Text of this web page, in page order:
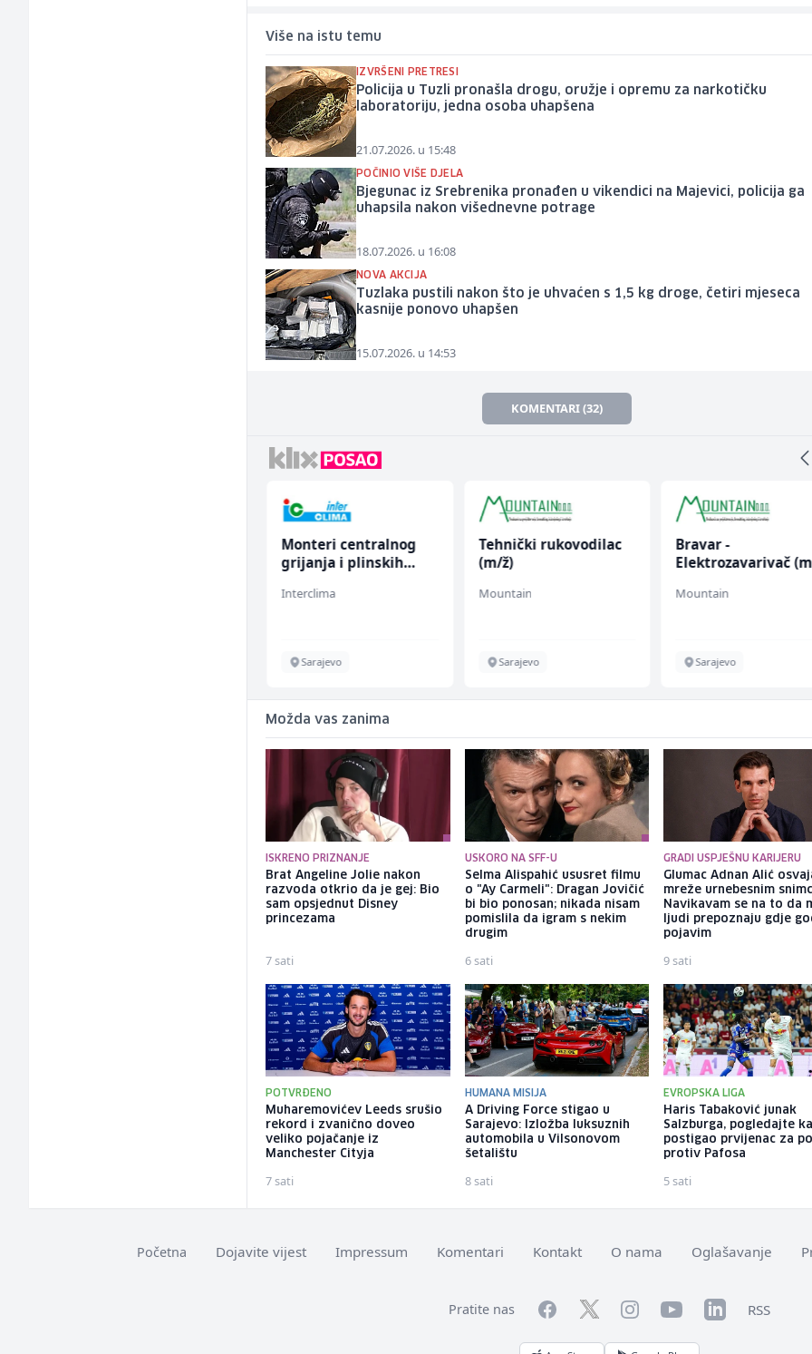
Više na istu temu
IZVRŠENI PRETRESI
Policija u Tuzli pronašla drogu, oružje i opremu za narkotičku
laboratoriju, jedna osoba uhapšena
21.07.2026. u 15:48
POČINIO VIŠE DJELA
Bjegunac iz Srebrenika pronađen u vikendici na Majevici, policija ga
uhapsila nakon višednevne potrage
18.07.2026. u 16:08
NOVA AKCIJA
Tuzlaka pustili nakon što je uhvaćen s 1,5 kg droge, četiri mjeseca
kasnije ponovo uhapšen
15.07.2026. u 14:53
KOMENTARI (32)
Monteri centralnog
grijanja i plinskih
Interclima
Sarajevo
Tehnički rukovodilac
(m/ž)
Mountain
Sarajevo
Bravar -
Elektrozavarivač
Mountain
Sarajevo
Možda vas zanima
ISKRENO PRIZNANJE
Brat Angeline Jolie nakon
razvoda otkrio da je gej: Bio
sam opsjednut Disney
princezama
7 sati
USKORO NA SFF-U
Selma Alispahić ususret filmu
o "Ay Carmeli": Dragan Jovičić
bi bio ponosan; nikada nisam
pomislila da igram s nekim
drugim
6 sati
GRADI USPJEŠNU KARIJERU
Glumac Adnan Alić
mreže urnebesnim
Navikavam se na to da
ljudi prepoznaju gdje
pojavim
9 sati
POTVRĐENO
Muharemovićev Leeds srušio
rekord i zvanično doveo
veliko pojačanje iz
Manchester Cityja
7 sati
HUMANA MISIJA
A Driving Force stigao u
Sarajevo: Izložba luksuznih
automobila u Vilsonovom
šetalištu
8 sati
EVROPSKA LIGA
Haris Tabaković junak
Salzburga, pogledajte
postigao prvijenac za
protiv Pafosa
5 sati
Početna Dojavite vijest Impressum Komentari Kontakt O nama Oglašavanje
Pratite nas FacebookTwitterInstagramYouTubeLinkedInRSS